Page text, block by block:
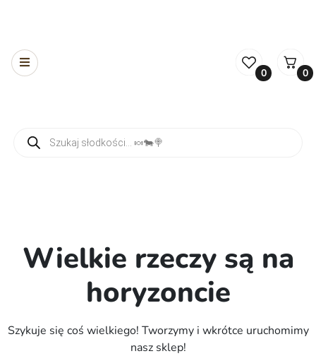
0 0
Wielkie rzeczy są na
horyzoncie
Szykuje się coś wielkiego! Tworzymy i wkrótce uruchomimy
nasz sklep!